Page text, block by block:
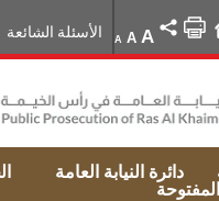
الأسئلة الشائعة A A A
دائرة النيابة العامة